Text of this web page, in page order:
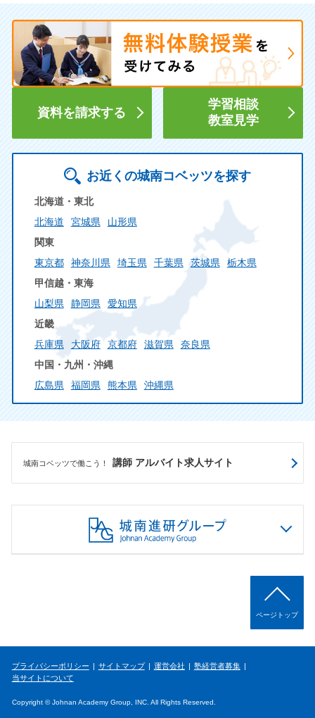
資料を請求する
学習相談
教室見学
お近くの城南コベッツを探す
北海道・東北
北海道
宮城県
山形県
関東
東京都
神奈川県 埼玉県 千葉県 茨城県
栃木県
甲信越・東海
山梨県
静岡県
愛知県
近畿
兵庫県
大阪府 京都府 滋賀県
奈良県
中国・九州・沖縄
広島県
福岡県 熊本県 沖縄県
城南コベッツで働こう！ 講師 アルバイト求人サイト
ページトップ
プライバシーポリシー サイトマップ 運営会社
塾経営者募集
当サイトについて
Copyright © Johnan Academy Group, INC. All Rights Reserved.